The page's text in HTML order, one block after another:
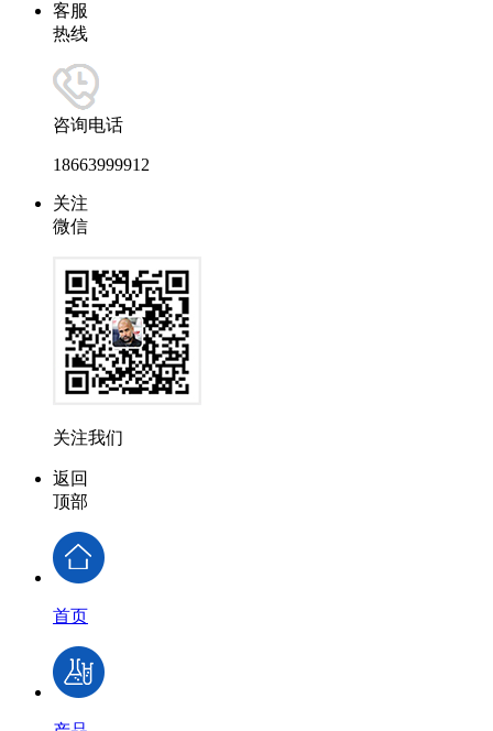
客服
热线
咨询电话
18663999912
关注
微信
关注我们
返回
顶部
首页